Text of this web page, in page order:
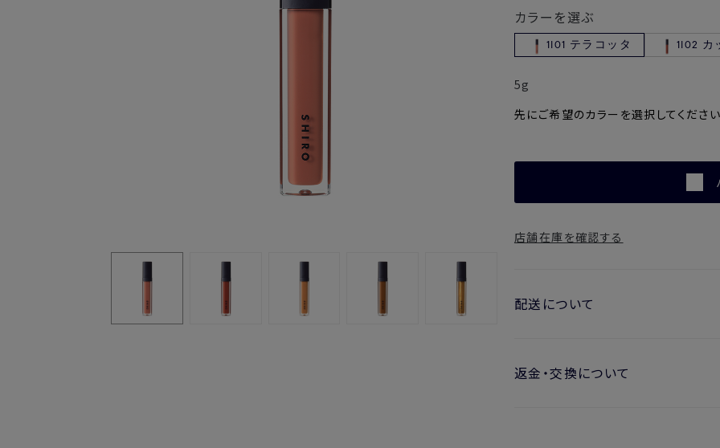
カラーを選ぶ
1I01 テラコッタ 1I02 カ
5g
先にご希望のカラーを選択してください
店舗在庫を確認する
配送について
返金・交換について